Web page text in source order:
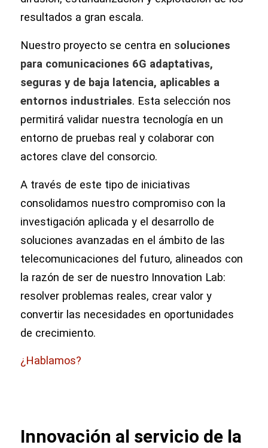
resultados a gran escala.
Nuestro proyecto se centra en soluciones
para comunicaciones 6G adaptativas,
seguras y de baja latencia, aplicables a
entornos industriales. Esta selección nos
permitirá validar nuestra tecnología en un
entorno de pruebas real y colaborar con
actores clave del consorcio.
A través de este tipo de iniciativas
consolidamos nuestro compromiso con la
investigación aplicada y el desarrollo de
soluciones avanzadas en el ámbito de las
telecomunicaciones del futuro, alineados con
la razón de ser de nuestro Innovation Lab:
resolver problemas reales, crear valor y
convertir las necesidades en oportunidades
de crecimiento.
¿Hablamos?
Innovación al servicio de la